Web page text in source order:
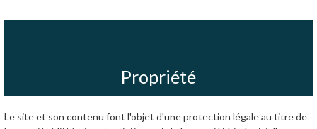
Propriété
Le site et son contenu font l'objet d'une protection légale au titre de